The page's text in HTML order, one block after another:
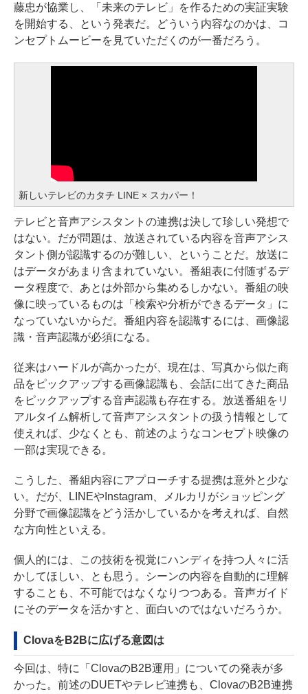
藤忠が協業し、「未来のテレビ」を作るための実証実験
を開始する、という発表だ。どういう内容なのかは、コ
ンセプトムービーを見ていただくのが一番だろう。
新しいテレビのカタチ LINE × スカパー！
テレビと音声アシスタントの連携は決して珍しい発想で
はない。だが問題は、放送されている内容を音声アシス
タント側が認識するのが難しい、ということだ。放送に
はデータがあまり含まれていない。番組表に付随ずるデ
ータ程度で、あとは外部から集めるしかない。番組の映
像に映っているものは「検索や分析ができるデータ」に
なっていないからだ。番組内容を認識するには、画像認
識・音声認識が必須になる。
従来はハードルが高かったが、現在は、写真から似た商
品をピックアップする画像認識も、会話に出てきた商品
をピックアップする音声認識も存在する。放送番組をリ
アルタイム解析して音声アシスタントの扱う情報として
使えれば、少なくとも、前述のようなコンセプト映像の
一部は実現できる。
こうした、番組内容にアプローチする提携は意外と少な
い。だが、LINEやInstagram、メルカリがショッピング
分野で画像認識をどう活かしているかを考えれば、自然
な方向性といえる。
個人的には、この技術を視覚にハンディを持つ人々に活
かしてほしい、とも思う。シーンの内容を自動的に理解
することも、不可能ではなくなりつつある。音声ガイド
にそのデータを活かすと、面白いのではないだろうか。
ClovaをB2Bに広げる意図は
今回は、特に「ClovaのB2B運用」についての発表が多
かった。前述のDUETやテレビ連携も、ClovaのB2B連携